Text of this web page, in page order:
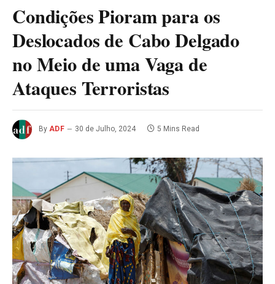
Condições Pioram para os
Deslocados de Cabo Delgado
no Meio de uma Vaga de
Ataques Terroristas
By ADF 30 de Julho, 2024 5 Mins Read